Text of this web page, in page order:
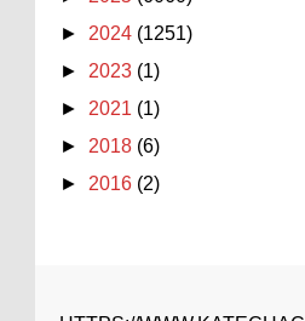
► 2024 (1251)
► 2023 (1)
► 2021 (1)
► 2018 (6)
► 2016 (2)